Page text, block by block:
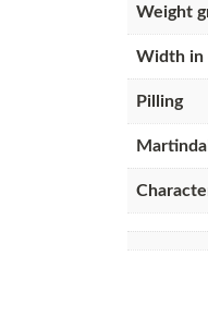
Weight
Width in
Pilling